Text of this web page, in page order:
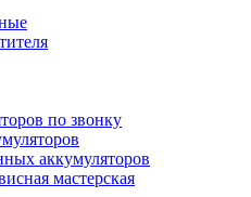
по звонку
аккумуляторов
мастерская